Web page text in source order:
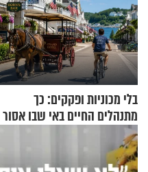
בלי מכוניות ופקקים: כך
מתנהלים החיים באי שבו אסור
לנהוג כבר יותר מ-120 שנה